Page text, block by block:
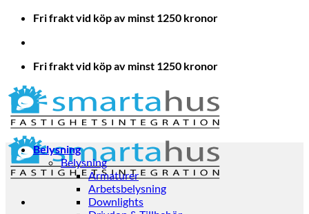
Skip
content
Fri frakt vid köp av minst 1250 kronor
Fri frakt vid köp av minst 1250 kronor
Belysning
Belysning
Armaturer
Arbetsbelysning
Downlights